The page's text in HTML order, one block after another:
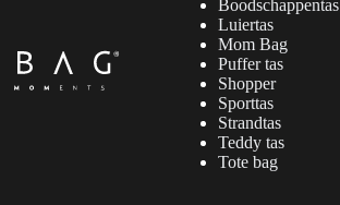
Boodschappentas
Luiertas
Mom Bag
Puffer tas
Shopper
Sporttas
Strandtas
Teddy tas
Tote bag